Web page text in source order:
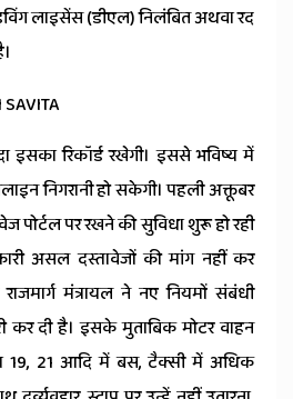
लाइसेंस (डीएल) निलंबित अथवा रद
इसका रिकॉर्ड रखेगी। इससे भविष्य में
निगरानी हो सकेगी। पहली अक्तूबर
पोर्टल पर रखने की सुविधा शुरू हो रही
असल दस्तावेजों की मांग नहीं कर
मंत्रायल ने नए नियमों संबंधी
कर दी है। इसके मुताबिक मोटर वाहन
19, 21 आदि में बस, टैक्सी में अधिक